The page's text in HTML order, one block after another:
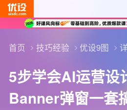
首页 技巧经验 优设9图
5步学会AI运营设
Banner弹窗一套